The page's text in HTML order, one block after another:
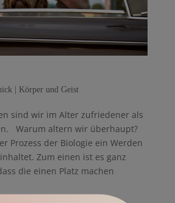
| Körper und Geist
sind wir im Alter zufriedener als
Warum altern wir überhaupt?
Prozess der Biologie ein Werden
Zum einen ist es ganz
die einen Platz machen